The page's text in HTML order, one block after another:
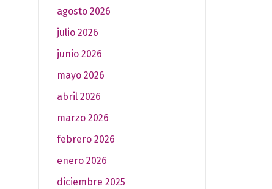
agosto 2026
julio 2026
junio 2026
mayo 2026
abril 2026
marzo 2026
febrero 2026
enero 2026
diciembre 2025